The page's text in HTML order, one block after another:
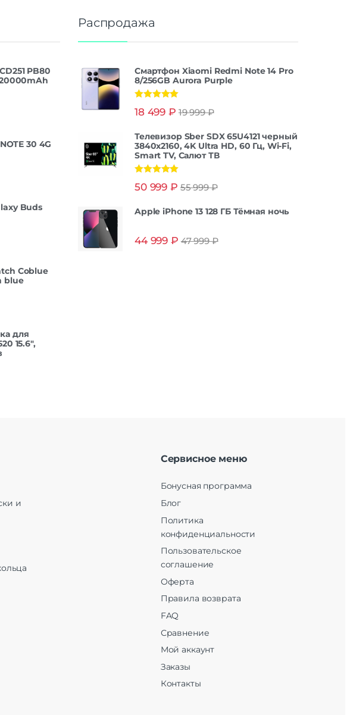
PB80
30 4G
Buds
Coblue
blue
для
15.6",
Распродажа
Смартфон Xiaomi Redmi Note 14 Pro
8/256GB Aurora Purple
из 5
18 499 ₽ 19 999₽
Телевизор Sber SDX 65U4121 черный
3840x2160, 4K Ultra HD, 60 Гц, Wi-Fi,
Smart TV, Салют ТВ
из 5
50 999 ₽ 55 999₽
Apple iPhone 13 128 ГБ Тёмная ночь
44 999 ₽ 47 999₽
и
Сервисное меню
Бонусная программа
Блог
Политика
конфиденциальности
Пользовательское
соглашение
Оферта
Правила возврата
FAQ
Сравнение
Мой аккаунт
Заказы
Контакты